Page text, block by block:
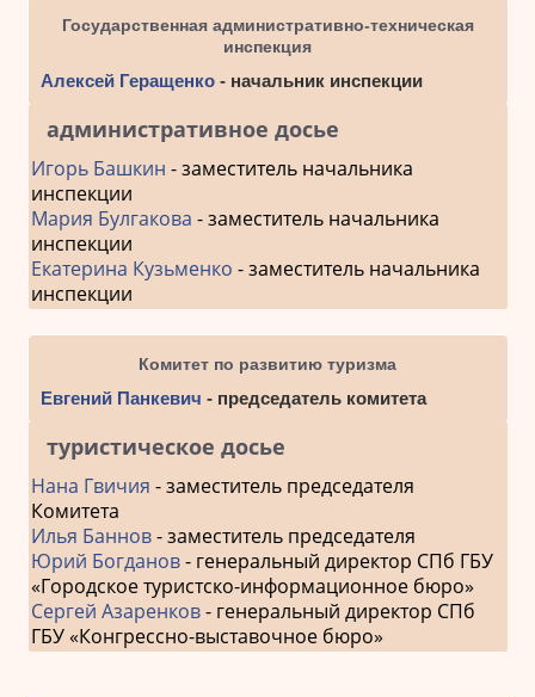
Государственная административно-техническая
инспекция
Алексей Геращенко- начальник инспекции
административное досье
Игорь Башкин - заместитель начальника
инспекции
Мария Булгакова - заместитель начальника
инспекции
Екатерина Кузьменко - заместитель начальника
инспекции
Комитет по развитию туризма
Евгений Панкевич - председатель комитета
туристическое досье
Нана Гвичия - заместитель председателя
Комитета
Илья Баннов- заместитель председателя
Юрий Богданов- генеральный директор СПб ГБУ
«Городское туристско-информационное бюро»
Сергей Азаренков- генеральный директор СПб
ГБУ «Конгрессно-выставочное бюро»